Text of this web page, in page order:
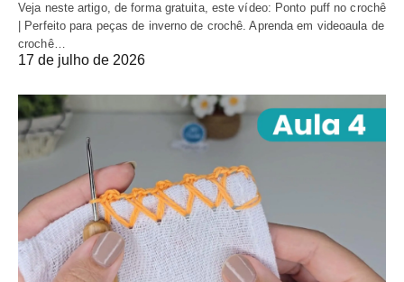
Veja neste artigo, de forma gratuita, este vídeo: Ponto puff no crochê
| Perfeito para peças de inverno de crochê. Aprenda em videoaula de
crochê…
17 de julho de 2026